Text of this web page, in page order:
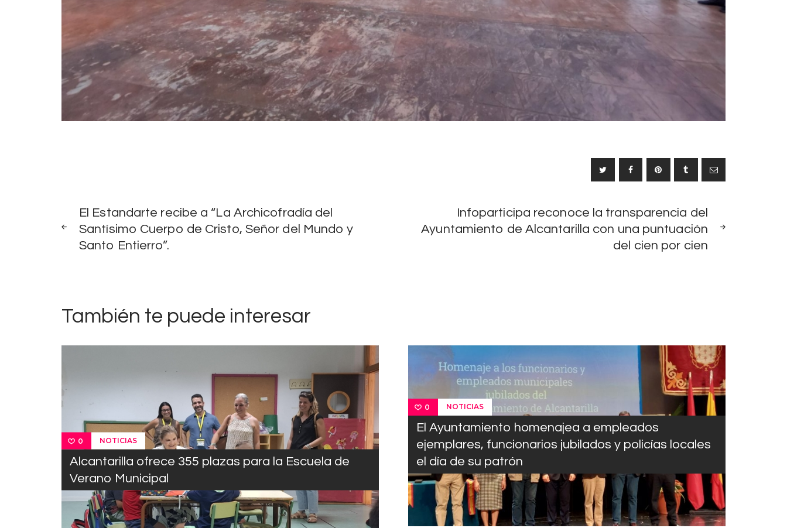
Navegación
de
ANTERIORES
El Estandarte recibe a “La Archicofradía del
Santísimo Cuerpo de Cristo, Señor del Mundo y
Santo Entierro”.
Infoparticipa reconoce la transparencia del
Ayuntamiento de Alcantarilla con una puntuación
del cien por cien
También te puede interesar
0 NOTICIAS
Alcantarilla ofrece 355 plazas para la Escuela de
Verano Municipal
0 NOTICIAS
El Ayuntamiento homenajea a empleados
ejemplares, funcionarios jubilados y policías locales
el día de su patrón